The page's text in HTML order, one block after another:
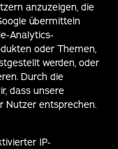
anzuzeigen, die
übermitteln
Analytics-
oder Themen,
werden, oder
Durch die
dass unsere
Nutzer entsprechen.
IP-